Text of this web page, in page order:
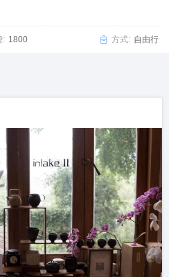
: 1800 方式: 自由行